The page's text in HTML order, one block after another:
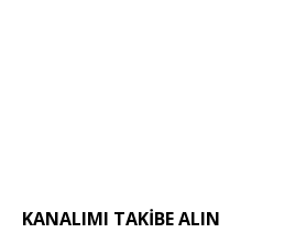
KANALIMI TAKIBE ALIN